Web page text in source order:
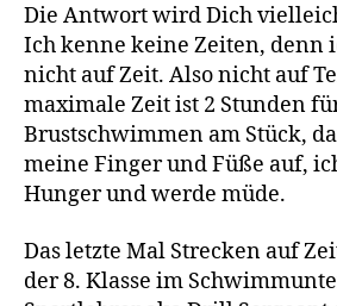
Die Antwort wird Dich
Ich kenne keine Zeiten, denn
nicht auf Zeit. Also nicht auf
maximale Zeit ist 2 Stunden
Brustschwimmen am Stück,
meine Finger und Füße auf,
Hunger und werde müde.
Das letzte Mal Strecken auf
der 8. Klasse im